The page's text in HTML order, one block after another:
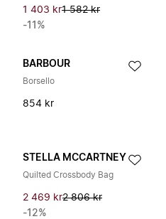
1 403 kr1 582 kr
-11%
BARBOUR
Borsello
854 kr
STELLA MCCARTNEY
Quilted Crossbody Bag
2 469 kr2 806 kr
-12%